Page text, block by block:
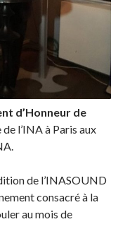
d’Honneur de
l’INA à Paris aux
de l’INASOUND
consacré à la
au mois de